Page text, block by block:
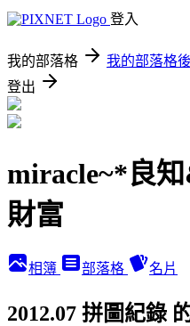
登入
我的部落格 我的部落格
登出
miracle~*良
財富
相簿 部落格 名片
2012.07 拼圖紀錄